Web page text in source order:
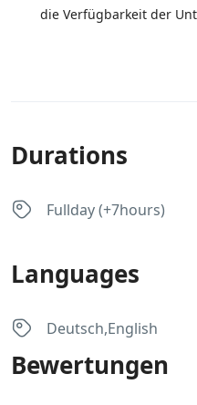
die Verfügbarkeit der
Durations
Fullday (+7hours)
Languages
Deutsch,English
Bewertungen